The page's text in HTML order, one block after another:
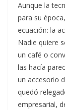
Aunque la
para su
ecuación: la
Nadie quiere
un café o
las hacía
un accesorio
quedó
empresarial,